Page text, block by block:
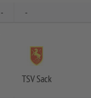
- -
TSV Sack